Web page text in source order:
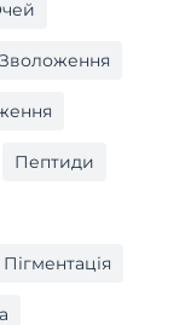
Зволоження
Пептиди
Пігментація